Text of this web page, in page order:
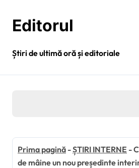
conținutEditorul
Știri de ultimă oră și editoriale
Prima pagină -ȘTIRI INTERNE -
de mâine un nou președinte